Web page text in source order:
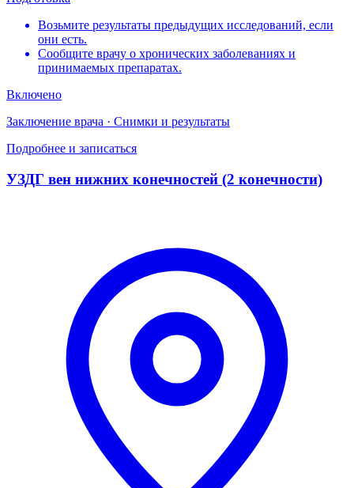
Возьмите результаты предыдущих исследований, если
они есть.
Сообщите врачу о хронических заболеваниях и
принимаемых препаратах.
Включено
Заключение врача · Снимки и результаты
Подробнее и записаться
УЗДГ вен нижних конечностей (2 конечности)